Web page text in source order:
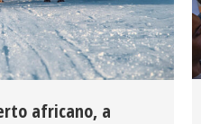
africano, a